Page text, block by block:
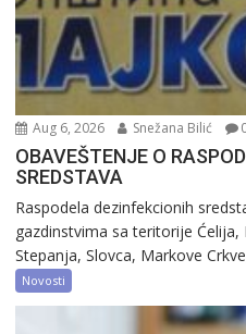
Aug 6, 2026 Snežana Bilić
OBAVEŠTENJE O
SREDSTAVA
Raspodela dezinfekcionih
gazdinstvima sa teritorije Ćelija,
Stepanja, Slovca, Markove
Novosti